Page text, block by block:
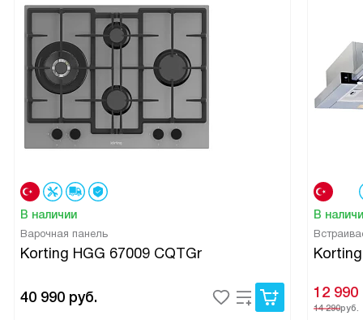
В наличии
Варочная панель
Korting HGG 67009 CQTGr
40 990 руб.
В
12 990
14 290руб.